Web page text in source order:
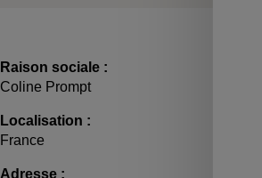
Raison sociale :
Coline Prompt
Localisation :
France
Adresse :